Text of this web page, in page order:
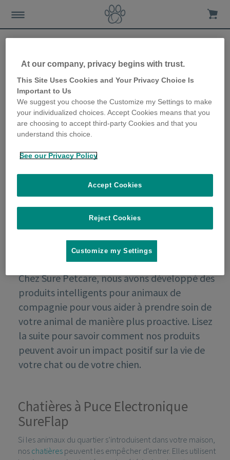
Pourquoi votre animal
pourrait avoir besoin d'un
produit Sure Petcare
Chez Sure Petcare, nous avons développé des
produits intelligents pour animaux de
compagnie pour vous aider à prendre soin de
votre animal de manière plus proactive. Lisez
la suite pour savoir comment nos produits
peuvent avoir un impact positif sur la vie de
votre chat ou de votre chien.
Chatières à Puce Electronique
SureFlap
Si les animaux du quartier s’introduisent dans votre maison,
nos chatières peuvent les empêcher d'entrer. Elles utilisent
At our company, privacy begins with trust.
This Site Uses Cookies and Your Privacy Choice Is
Important to Us
We suggest you choose the Customize my Settings to make
your individualized choices. Accept Cookies means that you
are choosing to accept third-party Cookies and that you
understand this choice.
See our Privacy Policy
Reject Cookies
Accept Cookies
Customize my Settings